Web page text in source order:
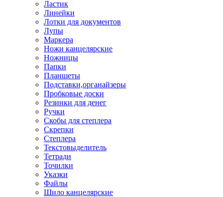
Ластик
Линейки
Лотки для документов
Лупы
Маркера
Ножи канцелярские
Ножницы
Папки
Планшеты
Подставки,органайзеры
Пробковые доски
Резинки для денег
Ручки
Скобы для степлера
Скрепки
Степлера
Текстовыделитель
Тетради
Точилки
Указки
Файлы
Шило канцелярские